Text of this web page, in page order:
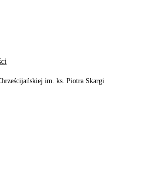
im. ks. Piotra Skargi